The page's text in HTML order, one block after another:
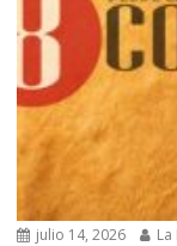
julio 14, 2026